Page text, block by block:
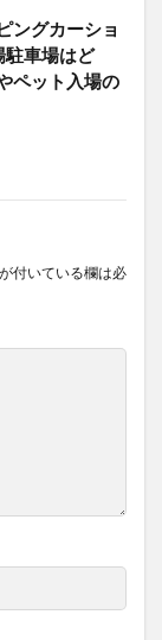
ングカーショ
駐車場はど
ペット入場の
が付いている欄は必